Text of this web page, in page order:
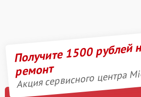
Получите 1500 рублей
ремонт
Акция сервисного центра